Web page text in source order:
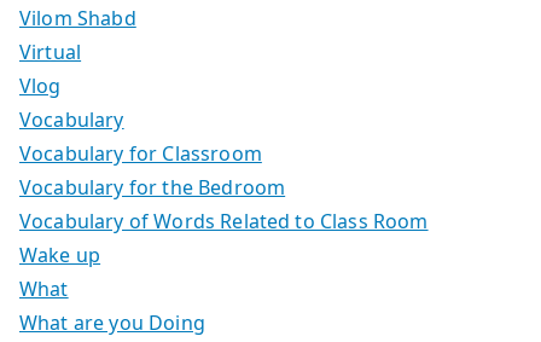
Vilom Shabd
Virtual
Vlog
Vocabulary
Vocabulary for Classroom
Vocabulary for the Bedroom
Vocabulary of Words Related to Class Room
Wake up
What
What are you Doing